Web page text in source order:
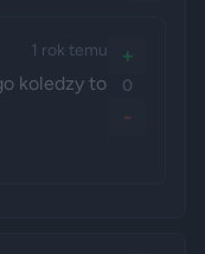
1 rok temu
koledzy to
+
0
-